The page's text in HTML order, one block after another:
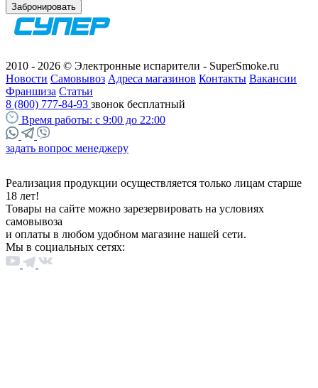
Забронировать
2010 - 2026 © Электронные испарители - SuperSmoke.ru
Новости Самовывоз Адреса магазинов Контакты Вакансии
Франшиза Статьи
8 (800) 777-84-93 звонок бесплатный
Время работы: с 9:00 до 22:00
задать вопрос менеджеру
Реализация продукции осуществляется только лицам старше
18 лет!
Товары на сайте можно зарезервировать на условиях
самовывоза
и оплаты в любом удобном магазине нашей сети.
Мы в социальных сетях: